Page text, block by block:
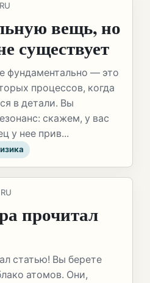
RU
вещь, но
существует
фундаментально — это
процессов, когда
в детали. Вы
скажем, у вас
у нее прив...
RU
прочитал
статью! Вы берете
атомов. Они,